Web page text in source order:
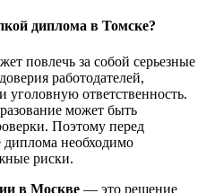
диплома в Томске?
повлечь за собой серьезные
работодателей,
уголовную ответственность.
может быть
Поэтому перед
необходимо
риски.
в Москве — это решение